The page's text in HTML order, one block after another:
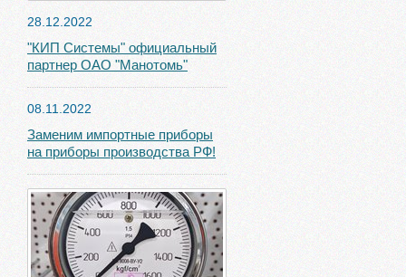
28.12.2022
"КИП Системы" официальный
партнер ОАО "Манотомь"
08.11.2022
Заменим импортные приборы
на приборы производства РФ!